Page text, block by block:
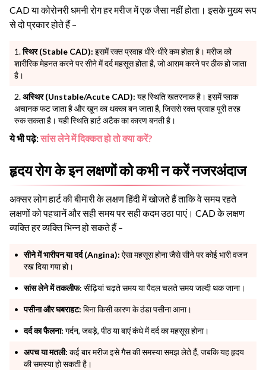
CAD या कोरोनरी धमनी रोग हर मरीज में एक जैसा नहीं होता। इसके मुख्य रूप
से दो प्रकार होते हैं –
स्थिर (Stable CAD): इसमें रक्त प्रवाह धीरे-धीरे कम होता है। मरीज को
शारीरिक मेहनत करने पर सीने में दर्द महसूस होता है, जो आराम करने पर ठीक हो जाता
है।
अस्थिर (Unstable/Acute CAD): यह स्थिति खतरनाक है। इसमें प्लाक
अचानक फट जाता है और खून का थक्का बन जाता है, जिससे रक्त प्रवाह पूरी तरह
रुक सकता है। यही स्थिति हार्ट अटैक का कारण बनती है।
ये भी पढ़े:सांस लेने में दिक्कत हो तो क्या करें?
हृदय रोग के इन लक्षणों को कभी न करें नजरअंदाज
अक्सर लोग हार्ट की बीमारी के लक्षण हिंदी में खोजते हैं ताकि वे समय रहते
लक्षणों को पहचानें और सही समय पर सही कदम उठा पाएं। CAD के लक्षण
व्यक्ति हर व्यक्ति भिन्न हो सकते हैं –
सीने में भारीपन या दर्द (Angina): ऐसा महसूस होना जैसे सीने पर कोई भारी वजन
रख दिया गया हो।
सांस लेने में तकलीफ: सीढ़ियां चढ़ते समय या पैदल चलते समय जल्दी थक जाना।
पसीना और घबराहट: बिना किसी कारण के ठंडा पसीना आना।
दर्द का फैलना: गर्दन, जबड़े, पीठ या बाएं कंधे में दर्द का महसूस होना।
अपच या मतली: कई बार मरीज इसे गैस की समस्या समझ लेते हैं, जबकि यह हृदय
की समस्या हो सकती है।